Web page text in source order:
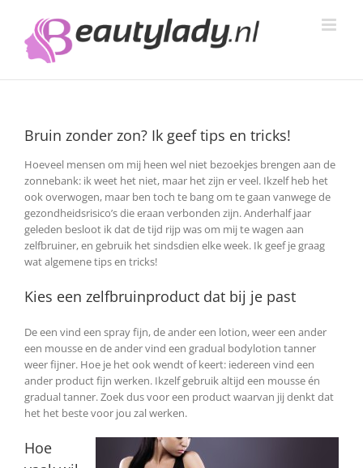
inhoud
Bruin zonder zon? Ik geef tips en tricks!
Hoeveel mensen om mij heen wel niet bezoekjes brengen aan de
zonnebank: ik weet het niet, maar het zijn er veel. Ikzelf heb het
ook overwogen, maar ben toch te bang om te gaan vanwege de
gezondheidsrisico’s die eraan verbonden zijn. Anderhalf jaar
geleden besloot ik dat de tijd rijp was om mij te wagen aan
zelfbruiner, en gebruik het sindsdien elke week. Ik geef je graag
wat algemene tips en tricks!
Kies een zelfbruinproduct dat bij je past
De een vind een spray fijn, de ander een lotion, weer een ander
een mousse en de ander vind een gradual bodylotion tanner
weer fijner. Hoe je het ook wendt of keert: iedereen vind een
ander product fijn werken. Ikzelf gebruik altijd een mousse én
gradual tanner. Zoek dus voor een product waarvan jij denkt dat
het het beste voor jou zal werken.
Hoe